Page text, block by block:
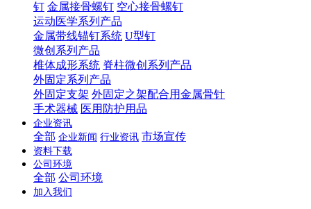
钉 金属接骨螺钉 空心接骨螺钉
运动医学系列产品
金属带线锚钉系统 U型钉
微创系列产品
椎体成形系统 脊柱微创系列产品
外固定系列产品
外固定支架 外固定之架配合用金属骨针
手术器械 医用防护用品
企业资讯
全部 企业新闻 行业资讯 市场宣传
资料下载
公司环境
全部 公司环境
加入我们